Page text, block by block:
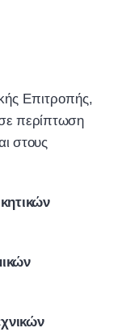
Επιτροπής,
περίπτωση
στους